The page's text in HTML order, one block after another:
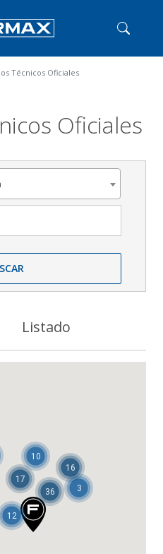
Técnicos Oficiales
Oficiales
o referencia
Listado
16
36
12
17
10
3